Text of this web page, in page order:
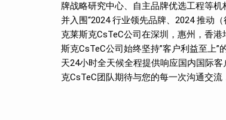
牌战略研究中心、自主品牌优选工程等
并入围“2024 行业领先品牌、2024 推动
克莱斯克CsTeC公司在深圳，惠州，香
斯克CsTeC公司始终坚持”客户利益至上
天24小时全天候全程提供响应国内国际
克CsTeC团队期待与您的每一次沟通交